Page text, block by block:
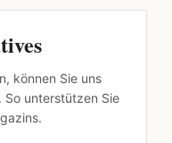
können Sie uns
unterstützen Sie